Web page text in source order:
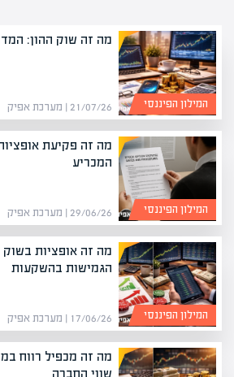
מה זה שוק ההון:
21/07/26 | מערכת אפיק המילון הפיננסי
מה זה פקיעת
המכריע
29/06/26 | מערכת אפיק המילון הפיננסי
מה זה אופציות בשוק
הגמישות בהשקעות
17/06/26 | מערכת אפיק המילון הפיננסי
מה זה מכפיל רווח
שווי החברה